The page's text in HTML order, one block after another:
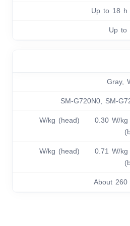
Up to 18 h
Up
Gray,
SM-G720N0, SM-
0.49 W/kg (head) 0.30 W/kg
0.37 W/kg (head) 0.71 W/kg
About